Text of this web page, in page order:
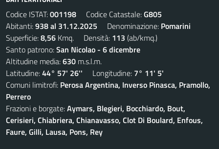
Codice ISTAT:001198 Codice Catastale:G805
Abitanti:938 al 31.12.2025 Denominazione: Pomarini
Superficie:8,56 Kmq. Densità: 113 (ab/kmq.)
Santo patrono:San Nicolao - 6 dicembre
Altitudine media:630 m.s.l.m.
Latitudine:44° 57' 26'' Longitudine: 7° 11' 5'
Comuni limitrofi: Perosa Argentina, Inverso Pinasca, Pramollo,
Perrero
Frazioni e borgate:Aymars, Blegieri, Bocchiardo, Bout,
Cerisieri, Chiabriera, Chianavasso, Clot Di Boulard, Enfous,
Faure, Gilli, Lausa, Pons, Rey